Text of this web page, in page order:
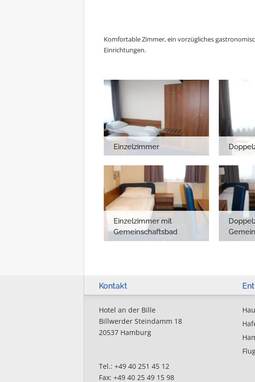
Komfortable Zimmer, ein vorzügliches
Einrichtungen.
Einzelzimmer
Einzelzimmer mit
Gemeinschaftsbad
Kontakt
Hotel an der Bille
Billwerder Steindamm 18
20537 Hamburg
Tel.: +49 40 251 45 12
Fax: +49 40 25 49 15 98